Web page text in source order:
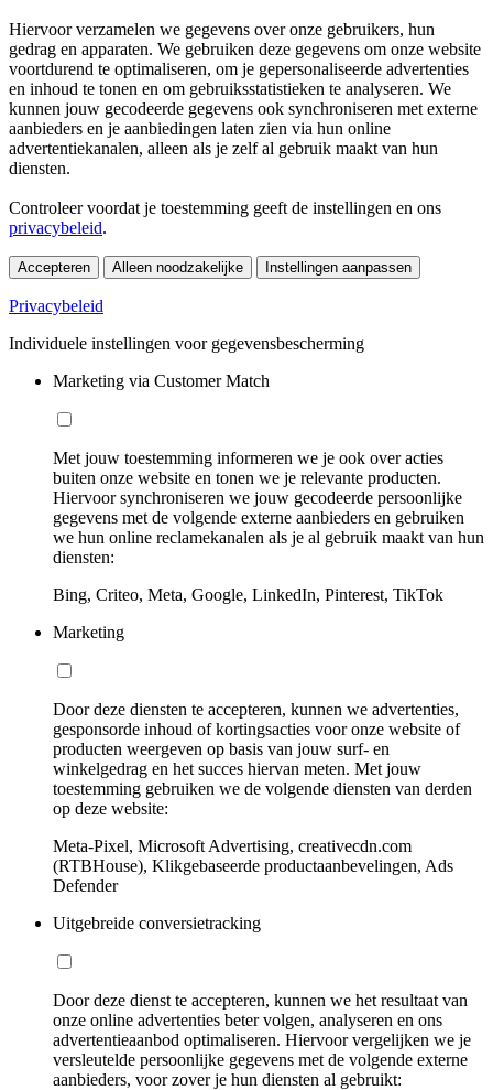
Hiervoor verzamelen we gegevens over onze gebruikers, hun
gedrag en apparaten. We gebruiken deze gegevens om onze website
voortdurend te optimaliseren, om je gepersonaliseerde advertenties
en inhoud te tonen en om gebruiksstatistieken te analyseren. We
kunnen jouw gecodeerde gegevens ook synchroniseren met externe
aanbieders en je aanbiedingen laten zien via hun online
advertentiekanalen, alleen als je zelf al gebruik maakt van hun
diensten.
Controleer voordat je toestemming geeft de instellingen en ons
privacybeleid.
Accepteren Alleen noodzakelijke Instellingen aanpassen
Privacybeleid
Individuele instellingen voor gegevensbescherming
Marketing via Customer Match
Met jouw toestemming informeren we je ook over acties
buiten onze website en tonen we je relevante producten.
Hiervoor synchroniseren we jouw gecodeerde persoonlijke
gegevens met de volgende externe aanbieders en gebruiken
we hun online reclamekanalen als je al gebruik maakt van hun
diensten:
Bing, Criteo, Meta, Google, LinkedIn, Pinterest, TikTok
Marketing
Door deze diensten te accepteren, kunnen we advertenties,
gesponsorde inhoud of kortingsacties voor onze website of
producten weergeven op basis van jouw surf- en
winkelgedrag en het succes hiervan meten. Met jouw
toestemming gebruiken we de volgende diensten van derden
op deze website:
Meta-Pixel, Microsoft Advertising, creativecdn.com
(RTBHouse), Klikgebaseerde productaanbevelingen, Ads
Defender
Uitgebreide conversietracking
Door deze dienst te accepteren, kunnen we het resultaat van
onze online advertenties beter volgen, analyseren en ons
advertentieaanbod optimaliseren. Hiervoor vergelijken we je
versleutelde persoonlijke gegevens met de volgende externe
aanbieders, voor zover je hun diensten al gebruikt: